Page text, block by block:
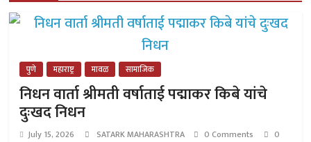
पुणे महाराष्ट्र मावळ सामाजिक
निधन वार्ता श्रीमती वर्षाताई पद्माकर किबे यांचे
दुःखद निधन
July 15, 2026 SATARK MAHARASHTRA 0 Comments
0